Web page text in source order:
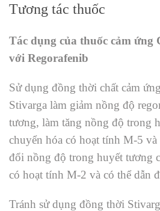
Tương tác thuốc
Tác dụng của thuốc cảm ứng
với Regorafenib
Sử dụng đồng thời chất cảm
Stivarga làm giảm nồng độ
tương, làm tăng nồng độ trong
chuyển hóa có hoạt tính M-5
đổi nồng độ trong huyết tương
có hoạt tính M-2 và có thể dẫn
Tránh sử dụng đồng thời